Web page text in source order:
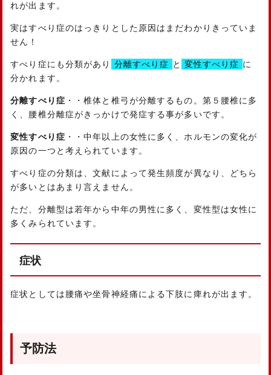
れが出ます。
実はすべり症のはっきりとした原因はまだわかりきっていま
せん！
すべり症にも分類があり 分離すべり症 と 変性すべり症 に
分かれます。
分離すべり症 ・・椎体と椎弓が分離するもの。第５腰椎に多
く、腰椎分離症がきっかけで発症する事が多いです。
変性すべり症 ・・中年以上の女性に多く、ホルモンの変化が
原因の一つと考えられています。
すべり症の分類は、文献によって発生頻度が異なり、どちら
が多いとはあまり言えません。
ただ、分離型は若年から中年の男性に多く、変性型は女性に
多くみられています。
症状
症状としては腰痛や坐骨神経痛による下肢に痺れが出ます。
予防法